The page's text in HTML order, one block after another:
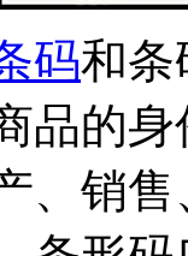
码和条
品的
、销